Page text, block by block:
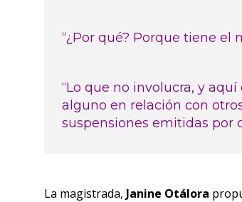
“¿Por qué? Porque tiene el
“Lo que no involucra, y
alguno en relación con
suspensiones emitidas por
La magistrada, Janine Otálora